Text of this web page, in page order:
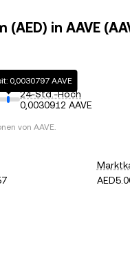
in AAVE
0,0030797 AAVE
24-Std.-Hoch
0,0030912 AAVE
von AAVE.